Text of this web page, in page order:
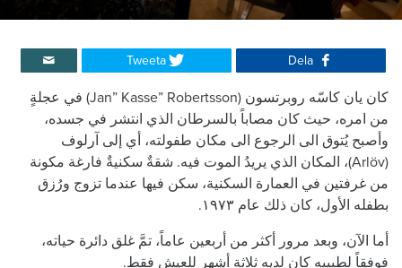
Dela
Tweeta
كان يان كاسّه روبرتسون (Jan” Kasse” Robertsson) في عجلةٍ
من امره، حيث كان مصاباً بالسرطان الذي انتشر في جسده،
وأصبح يُتوق الى الرجوع الى مكان طفولته، أي إلى آرلوف
(Arlöv)، المكان الذي يريدُ الموت فيه. شقةٌ سكنيةٌ فارغة مكونة
من غرفتين في العمارة السكنية، سكن فيها عندما تزوج ورُزق
بطفله الأول، كان ذلك عام ١٩٧٣.
أما الآن، وبعد مرور أكثر من أربعين عاماً، تمَّ غلق دائرة حياته،
فوفقاً لطبيبه كان لديه ثلاثة أشهر للعيش فقط.